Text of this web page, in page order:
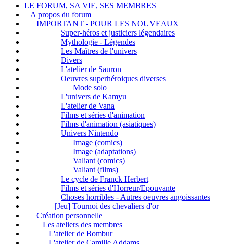
LE FORUM, SA VIE, SES MEMBRES
A propos du forum
IMPORTANT - POUR LES NOUVEAUX
Super-héros et justiciers légendaires
Mythologie - Légendes
Les Maîtres de l'univers
Divers
L'atelier de Sauron
Oeuvres superhéroiques diverses
Mode solo
L'univers de Kamyu
L'atelier de Vana
Films et séries d'animation
Films d'animation (asiatiques)
Univers Nintendo
Image (comics)
Image (adaptations)
Valiant (comics)
Valiant (films)
Le cycle de Franck Herbert
Films et séries d'Horreur/Epouvante
Choses horribles - Autres oeuvres angoissantes
[Jeu] Tournoi des chevaliers d'or
Création personnelle
Les ateliers des membres
L'atelier de Bombur